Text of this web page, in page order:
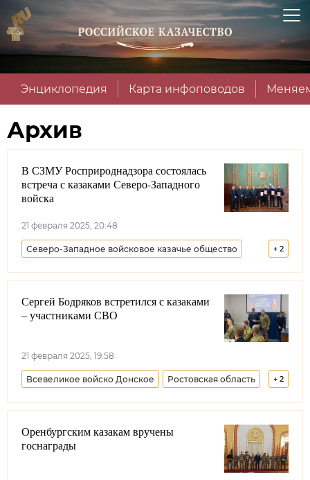
Энциклопедия Карта инфоповодов
Архив
В СЗМУ Росприроднадзора состоялась
встреча с казаками Северо-Западного
войска
21 февраля 2025, 20:48
+ 2
Северо-Западное войсковое казачье общество
Санкт-Петербург Лента новостей
Сергей Бодряков встретился с казаками
– участниками СВО
21 февраля 2025, 19:58
+ 2
Всевеликое войско Донское Ростовская область
Долг казака Лента новостей
Оренбургским казакам вручены
госнаграды